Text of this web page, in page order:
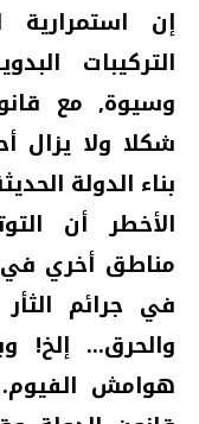
إن
التركيبات
وسيوة‏,‏ مع
شكلا ولا يزال
بناء الدولة
الأخطر أن
مناطق أخري
في جرائم
والحرق‏...‏ إلخ‏!‏
هوامش